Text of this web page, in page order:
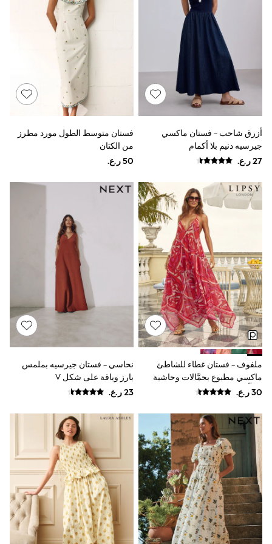
Boys' Travel Styles
Sunset Styles
Sets & Outfits
Linen Collection
Tops & T-Shirts
Shirts
Shorts
Sandals & Clogs
Rash Vests
Sun Hats & Caps
Sunglasses
Baby Summer Nightwear
Dresses
Sets & Outfits
Rompers
Sandals
Swimwear
Sun Hats & Caps
Mens' Holiday Shop
Shirts
Linen Collection
Polo Shirts
Tops & T-Shirts
Trousers & Chinos
Jeans
Sandals
Shorts
Swimwear
Hats & Caps
Vests
Beach Towels
Bags
Travel Bags
Luggage
Angel & Rocket
B by Ted Baker
Baker by Ted Baker
Boden
Lipsy
Love & Roses
Mint Velvet
Monsoon
أزرق شاحب - فستان ماكسي
جيرسيه دنيم بلا أكمام
فستان متوسط الطول مورد مطرز
من الكتان
ملفوف - فستان غطاء للشاطئ
ماكسي مطبوع بحمَّالات وحاشية
متدلِّية من Lipsy
نحاسي - فستان جيرسيه بملمس
بارز وياقة على شكل V